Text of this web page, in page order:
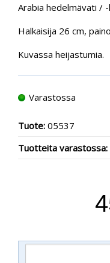
Arabia hedelmävati /
Halkaisija 26 cm,
Kuvassa heijastumia.
Varastossa
Tuote: 05537
Tuotteita varastossa: